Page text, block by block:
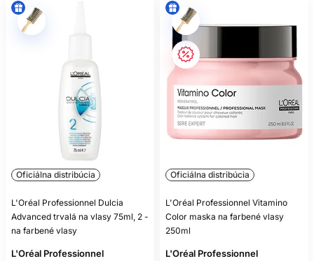
Ak sa vlasy lámu, pôsobia gumovo za mokra alebo je farba
výrazne nerovnomerná, obmedzte ďalšie chemické zásahy a
vyhľadajte profesionálne posúdenie.
ČASTÉ OTÁZKY
ZÁKAZNÍKOV
AKO ČASTO UMÝVAŤ FARBENÉ
Podľa potrieb pokožky a životného štýlu. Jemné čistenie a
má zostať komfortná.
JE ŠAMPÓN BEZ SULFÁTOV VŽDY
LEPŠÍ?
Oficiálna distribúcia
L'Oréal Professionnel Dulcia
Advanced trvalá na vlasy 75ml, 2 -
na farbené vlasy
L'Oréal Professionnel
Oficiálna distribúcia
L'Oréal Professionnel Vitamino
Color maska na farbené vlasy
250ml
L'Oréal Professionnel